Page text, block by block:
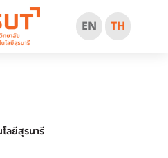
EN TH
ลยีสุรนารี